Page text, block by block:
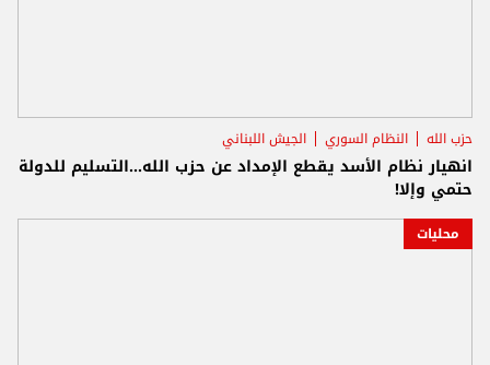
حزب الله النظام السوري الجيش اللبناني
انهيار نظام الأسد يقطع الإمداد عن حزب الله...التسليم للدولة
حتمي وإلا!
محليات